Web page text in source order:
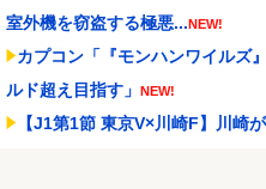
室外機を窃盗する極悪...NEW!
カプコン「『モンハンワイルズ
ルド超え目指す」 NEW!
【J1第1節 東京V×川崎F】川崎